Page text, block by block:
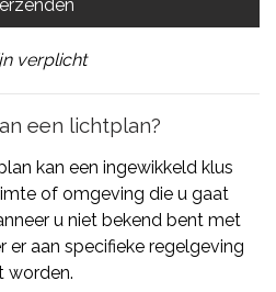
verplicht
een lichtplan?
kan een ingewikkeld klus
of omgeving die u gaat
u niet bekend bent met
aan specifieke regelgeving
worden.